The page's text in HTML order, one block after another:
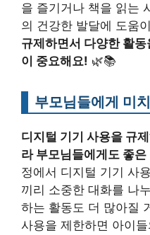
을 즐기거나 책을 읽는
의 건강한 발달에 도움
규제하면서 다양한 활
이 중요해요! 🌿📚
부모님들에게 미
디지털 기기 사용을 규
라 부모님들에게도 좋
정에서 디지털 기기 사
끼리 소중한 대화를 나
하는 활동도 더 많아질
사용을 제한하면 아이